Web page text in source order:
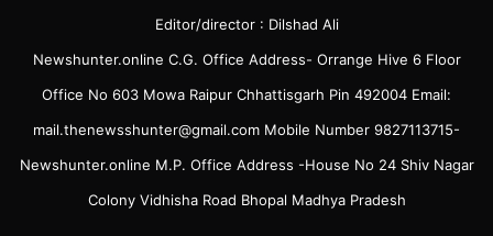
Editor/director : Dilshad Ali
Newshunter.online C.G. Office Address- Orrange Hive 6 Floor
Office No 603 Mowa Raipur Chhattisgarh Pin 492004 Email:
mail.thenewsshunter@gmail.com Mobile Number 9827113715-
Newshunter.online M.P. Office Address -House No 24 Shiv Nagar
Colony Vidhisha Road Bhopal Madhya Pradesh